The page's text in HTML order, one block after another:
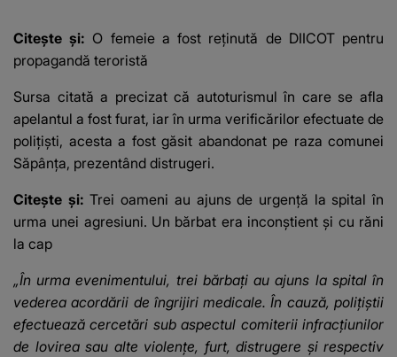
fanilor
Citește și: O femeie a fost reținută de DIICOT pentru
propagandă teroristă
Sursa citată a precizat că autoturismul în care se afla
apelantul a fost furat, iar în urma verificărilor efectuate de
poliţişti, acesta a fost găsit abandonat pe raza comunei
Săpânţa, prezentând distrugeri.
Citește și:Trei oameni au ajuns de urgență la spital în
urma unei agresiuni. Un bărbat era inconştient şi cu răni
la cap
„În urma evenimentului, trei bărbaţi au ajuns la spital în
vederea acordării de îngrijiri medicale. În cauză, poliţiştii
efectuează cercetări sub aspectul comiterii infracţiunilor
de lovirea sau alte violenţe, furt, distrugere şi respectiv